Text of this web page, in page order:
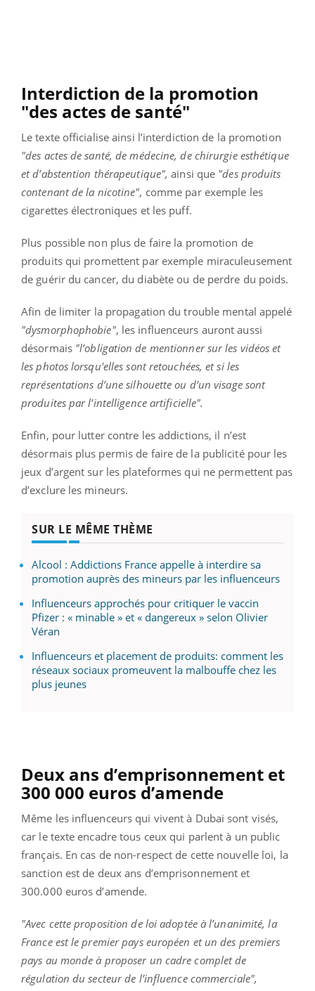
Interdiction de la promotion
"des actes de santé"
Le texte officialise ainsi l’interdiction de la promotion
"des actes de santé, de médecine, de chirurgie esthétique
et d’abstention thérapeutique", ainsi que "des produits
contenant de la nicotine", comme par exemple les
cigarettes électroniques et les puff.
Plus possible non plus de faire la promotion de
produits qui promettent par exemple miraculeusement
de guérir du cancer, du diabète ou de perdre du poids.
Afin de limiter la propagation du trouble mental appelé
"dysmorphophobie", les influenceurs auront aussi
désormais "l’obligation de mentionner sur les vidéos et
les photos lorsqu'elles sont retouchées, et si les
représentations d’une silhouette ou d’un visage sont
produites par l’intelligence artificielle".
Enfin, pour lutter contre les addictions, il n’est
désormais plus permis de faire de la publicité pour les
jeux d’argent sur les plateformes qui ne permettent pas
d’exclure les mineurs.
SUR LE MÊME THÈME
Alcool : Addictions France appelle à interdire sa
promotion auprès des mineurs par les influenceurs
Influenceurs approchés pour critiquer le vaccin
Pfizer : « minable » et « dangereux » selon Olivier
Véran
Influenceurs et placement de produits: comment les
réseaux sociaux promeuvent la malbouffe chez les
plus jeunes
Deux ans d’emprisonnement et
300 000 euros d’amende
Même les influenceurs qui vivent à Dubai sont visés,
car le texte encadre tous ceux qui parlent à un public
français. En cas de non-respect de cette nouvelle loi, la
sanction est de deux ans d’emprisonnement et
300.000 euros d’amende.
"Avec cette proposition de loi adoptée à l’unanimité, la
France est le premier pays européen et un des premiers
pays au monde à proposer un cadre complet de
régulation du secteur de l’influence commerciale",